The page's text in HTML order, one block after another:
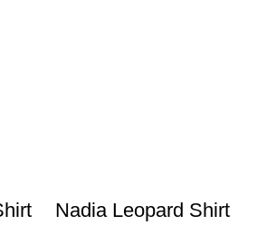
Nadia Leopard Shirt